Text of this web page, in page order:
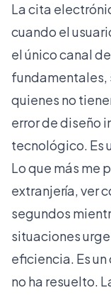
La cita
cuando el
el único canal
fundamentales,
quienes no
error de diseño
tecnológico. Es
Lo que más me
extranjería, ver
segundos
situaciones
eficiencia. Es
no ha resuelto.